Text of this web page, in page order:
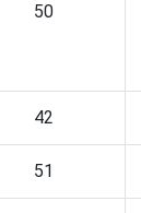
50
42
51